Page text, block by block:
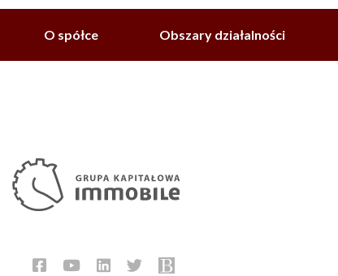
O spółce Obszary działalności